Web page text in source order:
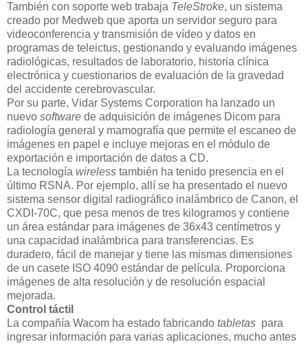
También con soporte web trabaja TeleStroke, un sistema
creado por Medweb que aporta un servidor seguro para
videoconferencia y transmisión de vídeo y datos en
programas de teleictus, gestionando y evaluando imágenes
radiológicas, resultados de laboratorio, historia clínica
electrónica y cuestionarios de evaluación de la gravedad
del accidente cerebrovascular.
Por su parte, Vidar Systems Corporation ha lanzado un
nuevo software de adquisición de imágenes Dicom para
radiología general y mamografía que permite el escaneo de
imágenes en papel e incluye mejoras en el módulo de
exportación e importación de datos a CD.
La tecnología wireless también ha tenido presencia en el
último RSNA. Por ejemplo, allí se ha presentado el nuevo
sistema sensor digital radiográfico inalámbrico de Canon, el
CXDI-70C, que pesa menos de tres kilogramos y contiene
un área estándar para imágenes de 36x43 centímetros y
una capacidad inalámbrica para transferencias. Es
duradero, fácil de manejar y tiene las mismas dimensiones
de un casete ISO 4090 estándar de película. Proporciona
imágenes de alta resolución y de resolución espacial
mejorada.
Control táctil
La compañía Wacom ha estado fabricando tabletas para
ingresar información para varias aplicaciones, mucho antes